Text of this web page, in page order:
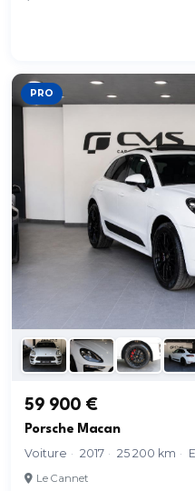
PRO
59 900 €
Porsche Macan
Voiture · 2017 · 25 200 km ·
Le Cannet